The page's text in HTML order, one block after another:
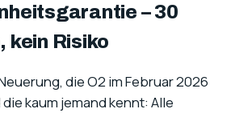
– 30
kein Risiko
die O2 im Februar 2026
kaum jemand kennt: Alle